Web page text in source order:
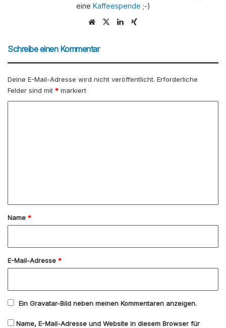
eine Kaffeespende ;-)
We
eit
X
Lin
Schreibe einen Kommentar
Deine E-Mail-Adresse wird nicht veröffentlicht. Erforderliche
Felder sind mit * markiert
a
Name *
E-Mail-Adresse *
Ein Gravatar-Bild neben meinen Kommentaren anzeigen.
Name, E-Mail-Adresse und Website in diesem Browser für